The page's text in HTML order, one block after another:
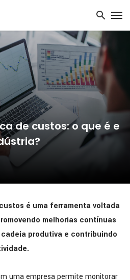
de custos: o que é e
é uma ferramenta voltada
melhorias contínuas
produtiva e contribuindo
uma empresa permite monitorar